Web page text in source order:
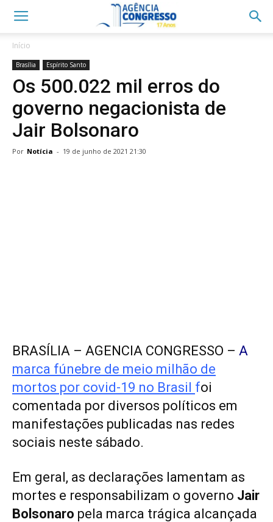
Início
Brasília Espírito Santo
Os 500.022 mil erros do
governo negacionista de
Jair Bolsonaro
Por Notícia - 19 de junho de 2021 21:30
BRASÍLIA – AGENCIA CONGRESSO – A
marca fúnebre de meio milhão de
mortos por covid-19 no Brasil foi
comentada por diversos políticos em
manifestações publicadas nas redes
sociais neste sábado.
Em geral, as declarações lamentam as
mortes e responsabilizam o governo Jair
Bolsonaro pela marca trágica alcançada